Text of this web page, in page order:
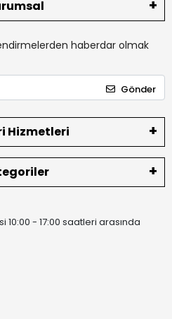
haberdar olmak
Gönder
Hizmetleri
10:00 - 17:00 saatleri arasında